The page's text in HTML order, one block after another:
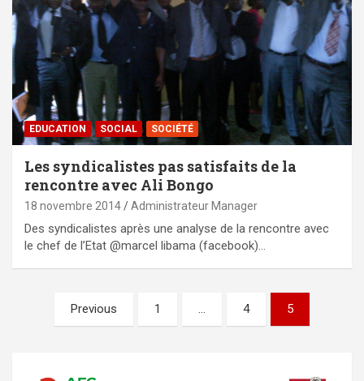
EDUCATION SOCIAL SOCIÉTÉ
Les syndicalistes pas satisfaits de la
rencontre avec Ali Bongo
18 novembre 2014 Administrateur Manager
Des syndicalistes après une analyse de la rencontre avec
le chef de l’Etat @marcel libama (facebook)…
Pagination
Previous 1 … 4 5